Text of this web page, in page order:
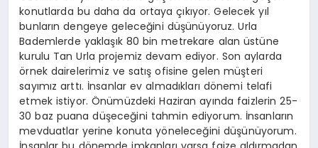
konutlarda bu daha da ortaya çıkıyor. Gelecek yıl
bunların dengeye geleceğini düşünüyoruz. Urla
Bademlerde yaklaşık 80 bin metrekare alan üstüne
kurulu Tan Urla projemiz devam ediyor. Son aylarda
örnek dairelerimiz ve satış ofisine gelen müşteri
sayımız arttı. İnsanlar ev almadıkları dönemi telafi
etmek istiyor. Önümüzdeki Haziran ayında faizlerin 25-
30 baz puana düşeceğini tahmin ediyorum. İnsanların
mevduatlar yerine konuta yöneleceğini düşünüyorum.